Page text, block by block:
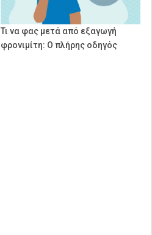
Τι να φας μετά από εξαγωγή
φρονιμίτη: Ο πλήρης οδηγός